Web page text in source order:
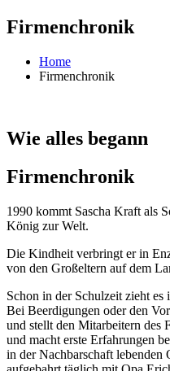
Firmenchronik
Home
Firmenchronik
Wie alles begann
Firmenchronik
1990 kommt Sascha Kraft als
König zur Welt.
Die Kindheit verbringt er in
von den Großeltern auf dem
Schon in der Schulzeit zieht
Bei Beerdigungen oder den
und stellt den Mitarbeitern des
und macht erste Erfahrungen
in der Nachbarschaft lebenden